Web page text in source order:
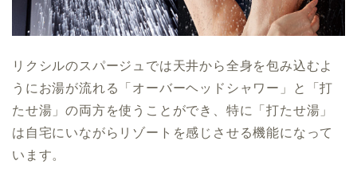
リクシルのスパージュでは天井から全身を包み込むよ
うにお湯が流れる「オーバーヘッドシャワー」と「打
たせ湯」の両方を使うことができ、特に「打たせ湯」
は自宅にいながらリゾートを感じさせる機能になって
います。